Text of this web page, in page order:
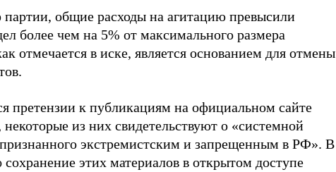
общие расходы на агитацию превысили
более чем на 5% от максимального размера
отмечается в иске, является основанием для отмены
претензии к публикациям на официальном сайте
из них свидетельствуют о «системной
экстремистским и запрещенным в РФ». В
сохранение этих материалов в открытом доступе